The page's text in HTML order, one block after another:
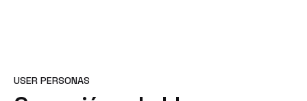
USER PERSONAS